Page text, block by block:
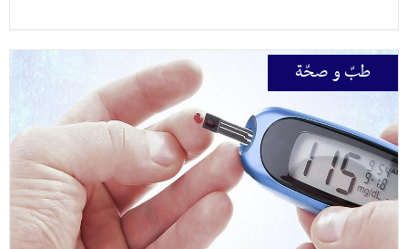
طبّ و صحّة